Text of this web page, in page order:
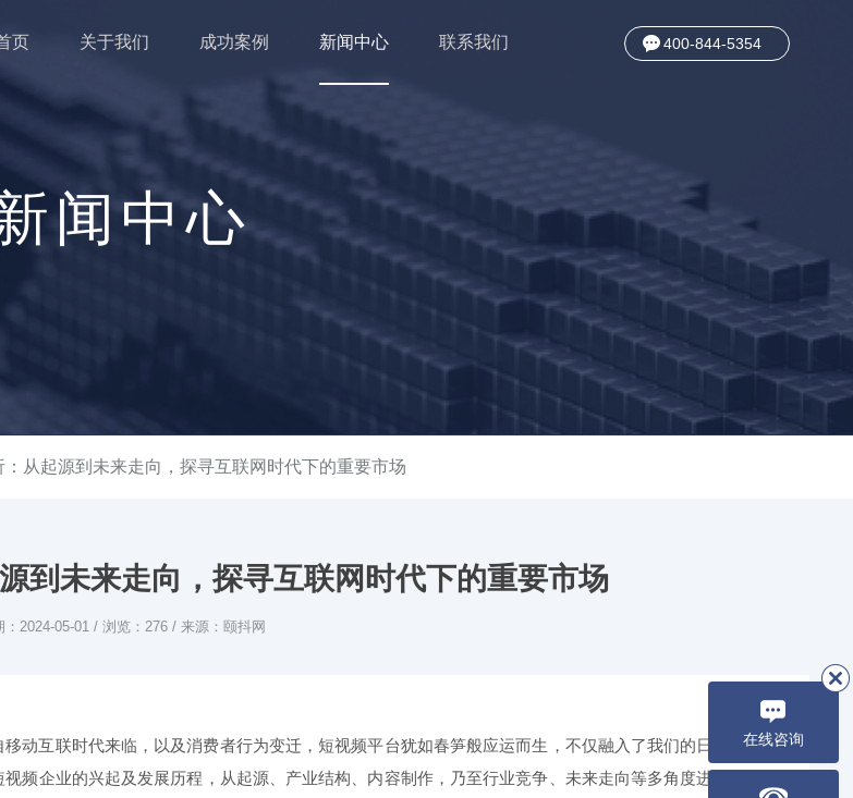
400-844-5354
页 关于我们 成功案例 新闻中心 联系我们
闻中心
从起源到未来走向，探寻互联网时代下的重要市场
到未来走向，探寻互联网时代下的重要市场
：2024-05-01 / 浏览：276 / 来源：颐抖网
动互联时代来临，以及消费者行为变迁，短视频平台犹如春笋般应运而生，不仅融入了我们的日常
频企业的兴起及发展历程，从起源、产业结构、内容制作，乃至行业竞争、未来走向等多角度进行
在线咨询